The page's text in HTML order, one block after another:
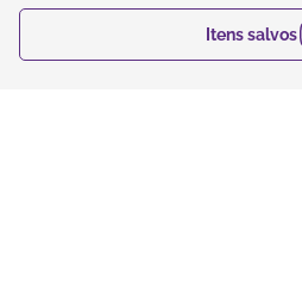
Itens salvos